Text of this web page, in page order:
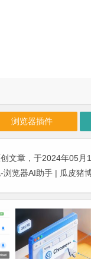
浏览器插件
文章，于2024年05月
浏览器AI助手 | 瓜皮猪